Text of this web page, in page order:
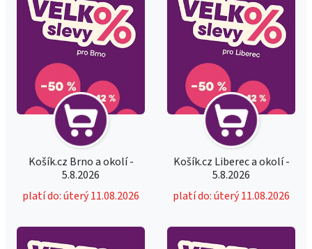
Košík.cz Brno a okolí -
5.8.2026
platí do: úterý 11.08.2026
Košík.cz Liberec a okolí -
5.8.2026
platí do: úterý 11.08.2026